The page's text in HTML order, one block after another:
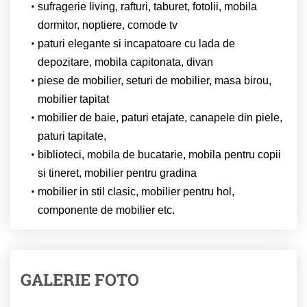
sufragerie living, rafturi, taburet, fotolii, mobila
dormitor, noptiere, comode tv
paturi elegante si incapatoare cu lada de
depozitare, mobila capitonata, divan
piese de mobilier, seturi de mobilier, masa birou,
mobilier tapitat
mobilier de baie, paturi etajate, canapele din piele,
paturi tapitate,
biblioteci, mobila de bucatarie, mobila pentru copii
si tineret, mobilier pentru gradina
mobilier in stil clasic, mobilier pentru hol,
componente de mobilier etc.
GALERIE FOTO